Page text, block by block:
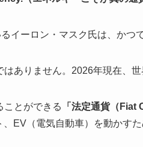
イーロン・マスク氏は、かつ
はありません。2026年現在、
ことができる 「法定通貨（Fiat
EV（電気自動車）を動かす